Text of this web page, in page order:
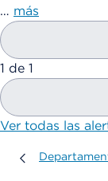
… más
mostrando
1 de 1
Ver todas las